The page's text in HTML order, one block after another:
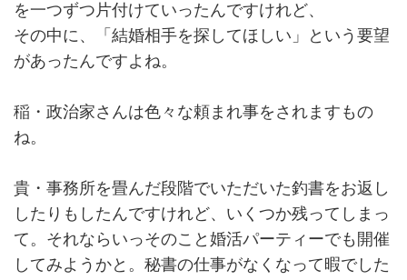
を一つずつ片付けていったんですけれど、
その中に、「結婚相手を探してほしい」という要望
があったんですよね。
稲・政治家さんは色々な頼まれ事をされますもの
ね。
貴・事務所を畳んだ段階でいただいた釣書をお返し
したりもしたんですけれど、いくつか残ってしまっ
て。それならいっそのこと婚活パーティーでも開催
してみようかと。秘書の仕事がなくなって暇でした